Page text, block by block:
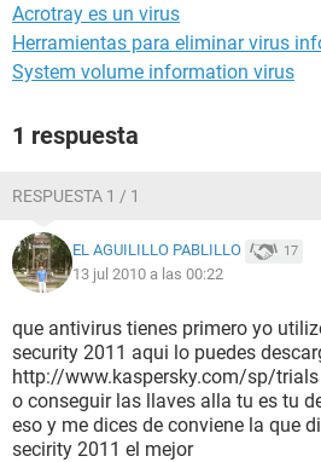
Acrotray es un virus
Herramientas para eliminar virus
System volume information virus
1 respuesta
RESPUESTA 1 / 1
EL AGUILILLO PABLILLO 17
13 jul 2010 a las 00:22
que antivirus tienes primero yo
security 2011 aqui lo puedes
http://www.kaspersky.com/sp/
o conseguir las llaves alla tu es tu
eso y me dices de conviene la que
secirity 2011 el mejor